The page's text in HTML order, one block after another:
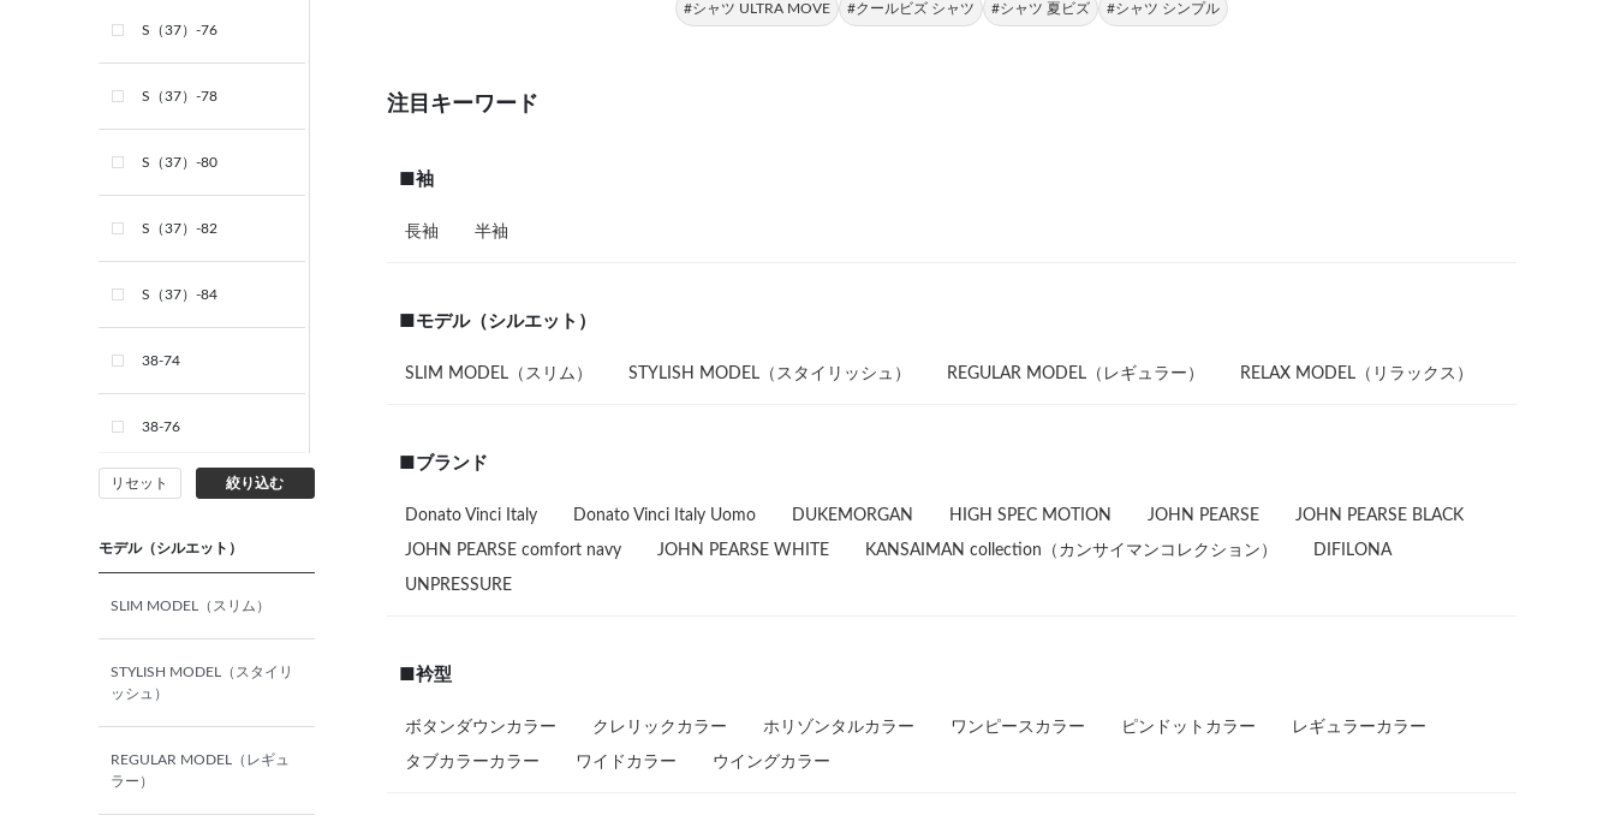
S（37）-76
S（37）-78
S（37）-80
S（37）-82
S（37）-84
38-74
38-76
38-78
38-80
38-84
M（39）-74
リセット 絞り込む
モデル（シルエット）
SLIM MODEL（スリム）
STYLISH MODEL（スタイリ
ッシュ）
REGULAR MODEL（レギュ
ラー）
#シャツ ULTRA MOVE #クールビズ シャツ #シャツ 夏ビズ #シャツ シンプル
注目キーワード
■袖
長袖 半袖
■モデル（シルエット）
SLIM MODEL（スリム） STYLISH MODEL（スタイリッシュ） REGULAR MODEL（レギュラー） RELAX MODEL（リラックス）
■ブランド
Donato Vinci Italy Donato Vinci Italy Uomo DUKEMORGAN HIGH SPEC MOTION JOHN PEARSE JOHN PEARSE BLACK
JOHN PEARSE comfort navy JOHN PEARSE WHITE KANSAIMAN collection（カンサイマンコレクション） DIFILONA
UNPRESSURE
■衿型
ボタンダウンカラー クレリックカラー ホリゾンタルカラー ワンピースカラー ピンドットカラー レギュラーカラー
タブカラーカラー ワイドカラー ウイングカラー